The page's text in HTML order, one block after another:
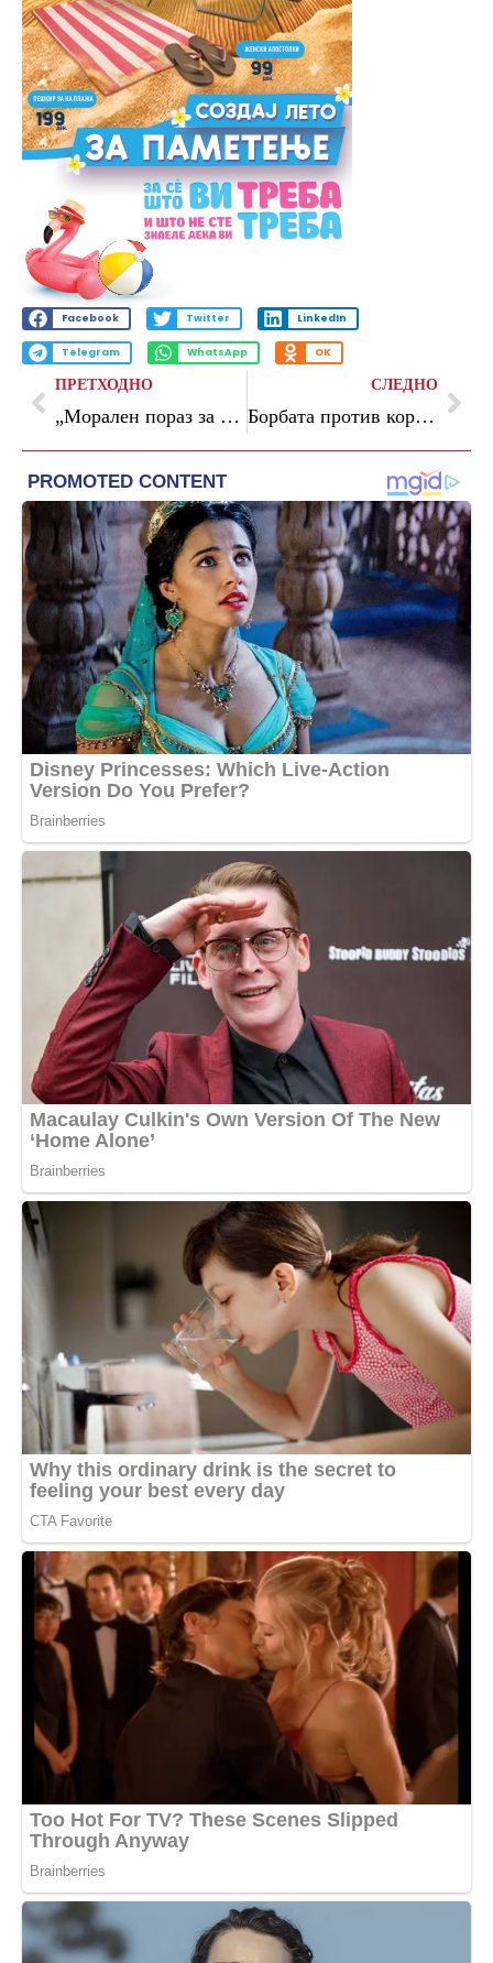
Facebook Twitter LinkedIn
Telegram WhatsApp OK
ПРЕТХОДНО
„Морален пораз за Тошковски и ДПМНЕ е советничка да поднесе оставка, а тој не“, велат од СДСМ
СЛЕДНО
Борбата против корупцијата и криминалот се видливи, Царинската управа со рекордни приходи, велат од ВМРО-ДПМНЕ